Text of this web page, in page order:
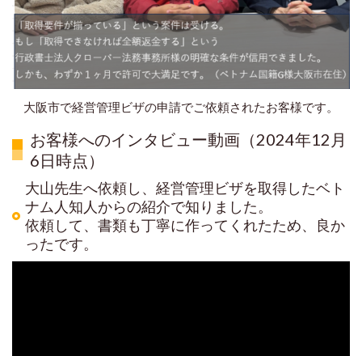
大阪市で経営管理ビザの申請でご依頼されたお客様です。
お客様へのインタビュー動画（2024年12月
6日時点）
大山先生へ依頼し、経営管理ビザを取得したベト
ナム人知人からの紹介で知りました。
依頼して、書類も丁寧に作ってくれたため、良か
ったです。